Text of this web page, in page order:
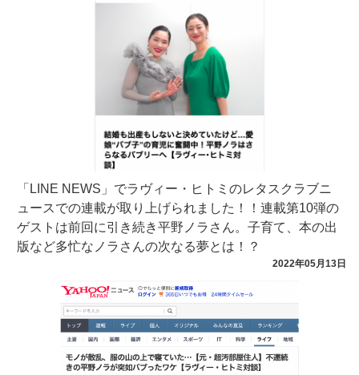
2022年05月13日
「LINE NEWS」でラヴィー・ヒトミのレタスクラブニ
ュースでの連載が取り上げられました！！連載第10弾の
ゲストは前回に引き続き平野ノラさん。子育て、本の出
版など多忙なノラさんの次なる夢とは！？